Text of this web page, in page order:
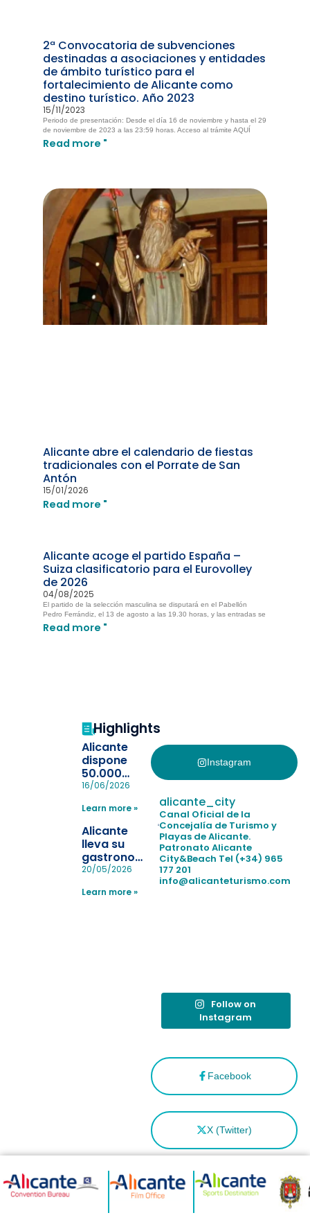
2ª Convocatoria de subvenciones
destinadas a asociaciones y entidades
de ámbito turístico para el
fortalecimiento de Alicante como
destino turístico. Año 2023
15/11/2023
Periodo de presentación: Desde el día 16 de noviembre y hasta el 29
de noviembre de 2023 a las 23:59 horas. Acceso al trámite AQUÍ
Read more "
Alicante abre el calendario de fiestas
tradicionales con el Porrate de San
Antón
15/01/2026
Read more "
Alicante acoge el partido España –
Suiza clasificatorio para el Eurovolley
de 2026
04/08/2025
El partido de la selección masculina se disputará en el Pabellón
Pedro Ferrándiz, el 13 de agosto a las 19.30 horas, y las entradas se
Read more "
Highlights
Alicante
dispone
50.000
pulseras
la
pérdida de niños
en las
playas y
realiza con
éxito un
simulacro de socorrismo
16/06/2026
Learn more »
Alicante
lleva su
gastronomía
a Madrid
reforzar el
20/05/2026
Learn more »
Instagram
Facebook
X (Twitter)
alicante_city
Canal Oficial de la
Concejalía de Turismo y
Playas de Alicante.
Patronato Alicante
City&Beach Tel (+34) 965
177 201
info@alicanteturismo.com
Follow on
Instagram